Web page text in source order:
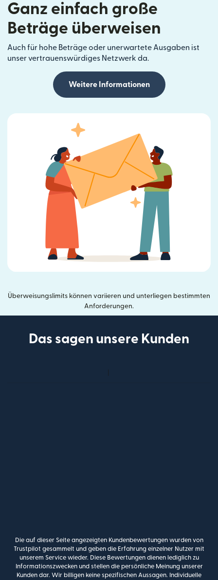
Ganz einfach große
Beträge überweisen
Auch für hohe Beträge oder unerwartete Ausgaben ist
unser vertrauenswürdiges Netzwerk da.
Weitere Informationen
Überweisungslimits können variieren und unterliegen bestimmten
Anforderungen.
Das sagen unsere Kunden
Die auf dieser Seite angezeigten Kundenbewertungen wurden von
Trustpilot gesammelt und geben die Erfahrung einzelner Nutzer mit
unserem Service wieder. Diese Bewertungen dienen lediglich zu
Informationszwecken und stellen die persönliche Meinung unserer
Kunden dar. Wir billigen keine spezifischen Aussagen. Individuelle